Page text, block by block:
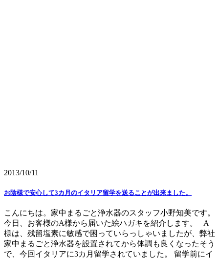
2013/10/11
お陰様で安心して3カ月のイタリア留学を送ることが出来ました。
こんにちは。家中まるごと浄水器のスタッフ小野知美です。
今日、お客様のA様から届いた絵ハガキを紹介します。 A
様は、残留塩素に敏感で困っていらっしゃいましたが、弊社
家中まるごと浄水器を設置されてから体調も良くなったそう
で、今回イタリアに3カ月留学されていました。 留学前にイ